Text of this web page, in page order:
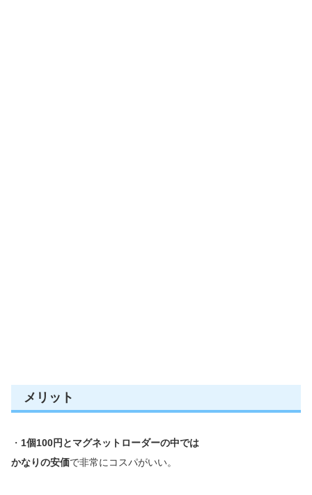
メリット
・ 1個100円とマグネットローダーの中では
かなりの安価で非常にコスパがいい。